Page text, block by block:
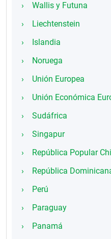
Wallis y Futuna
Liechtenstein
Islandia
Noruega
Unión Europea
Unión Económica
Sudáfrica
Singapur
República Popular
República
Perú
Paraguay
Panamá